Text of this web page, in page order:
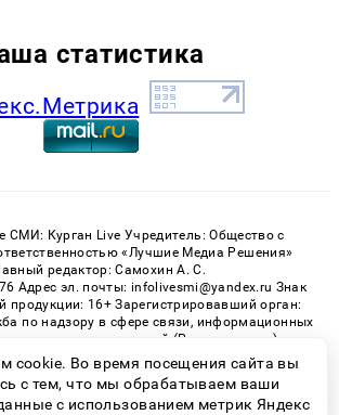
статистика
СМИ: Курган Live Учредитель: Общество с
«Лучшие Медиа Решения»
редактор: Самохин А. С.
Адрес эл. почты: infolivesmi@yandex.ru Знак
продукции: 16+ Зарегистрировавший орган:
по надзору в сфере связи, информационных
массовых коммуникаций (Роскомнадзор)
номер СМИ ЭЛ № ФС 77 - 82535 от 21.01.2022
cookie. Во время посещения сайта вы
с тем, что мы обрабатываем ваши
с использованием метрик Яндекс